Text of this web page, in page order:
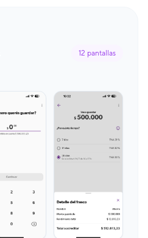
12 pantallas